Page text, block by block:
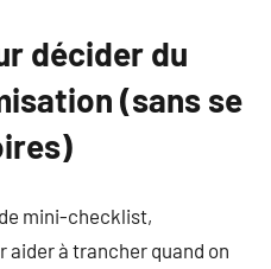
décider du
(sans se
mini-checklist,
à trancher quand on